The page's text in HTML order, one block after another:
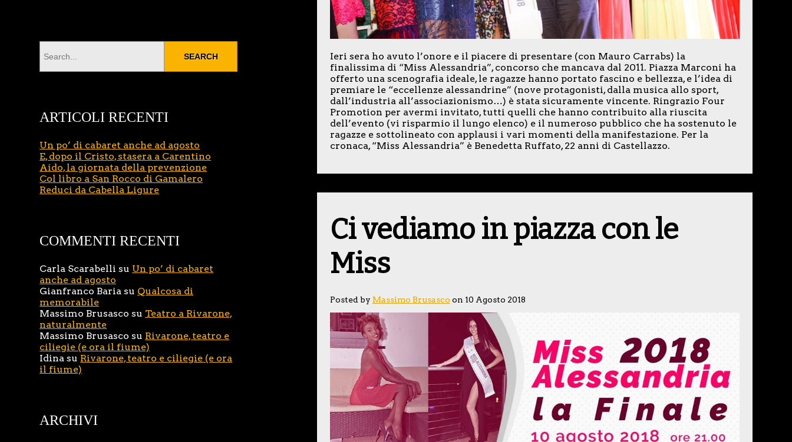
Ieri sera ho avuto l’onore e il piacere di presentare (con Mauro Carrabs) la
finalissima di “Miss Alessandria”, concorso che mancava dal 2011. Piazza Marconi ha
offerto una scenografia ideale, le ragazze hanno portato fascino e bellezza, e l’idea di
premiare le “eccellenze alessandrine” (nove protagonisti, dalla musica allo sport,
dall’industria all’associazionismo…) è stata sicuramente vincente. Ringrazio Four
Promotion per avermi invitato, tutti quelli che hanno contribuito alla riuscita
dell’evento (vi risparmio il lungo elenco) e il numeroso pubblico che ha sostenuto le
ragazze e sottolineato con applausi i vari momenti della manifestazione. Per la
cronaca, “Miss Alessandria” è Benedetta Ruffato, 22 anni di Castellazzo.
Ci vediamo in piazza con le
Miss
Posted by Massimo Brusasco on 10 Agosto 2018
ARTICOLI RECENTI
Un po’ di cabaret anche ad agosto
E, dopo il Cristo, stasera a Carentino
Aido, la giornata della prevenzione
Col libro a San Rocco di Gamalero
Reduci da Cabella Ligure
COMMENTI RECENTI
Carla Scarabelli su Un po’ di cabaret
anche ad agosto
Gianfranco Baria su Qualcosa di
memorabile
Massimo Brusasco su Teatro a Rivarone,
naturalmente
Massimo Brusasco su Rivarone, teatro e
ciliegie (e ora il fiume)
Idina su Rivarone, teatro e ciliegie (e ora
il fiume)
ARCHIVI